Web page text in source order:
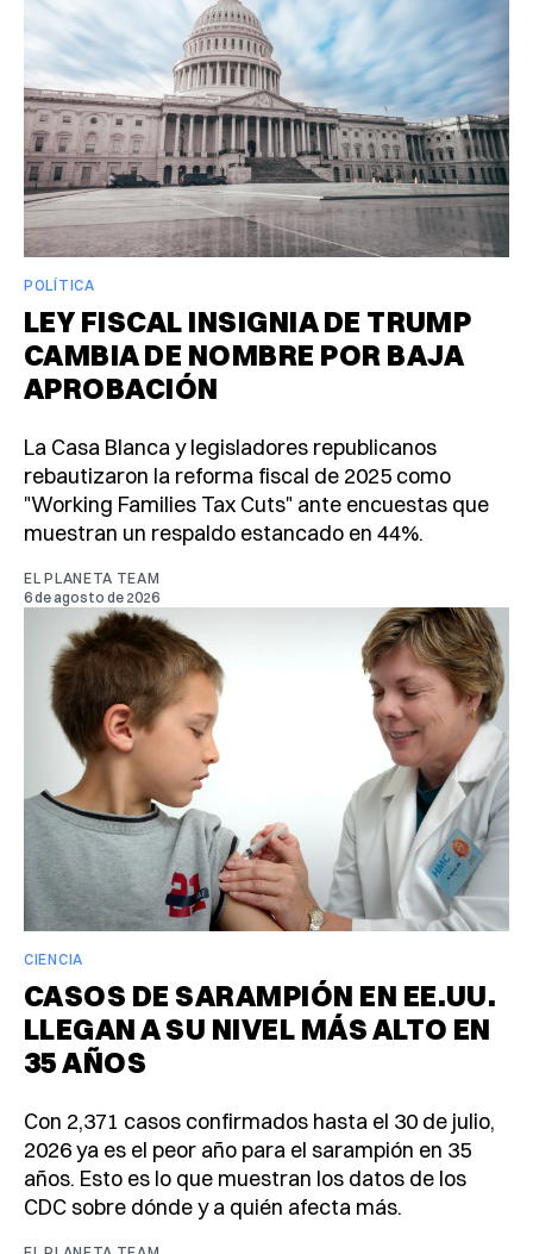
POLÍTICA
LEY FISCAL INSIGNIA DE TRUMP
CAMBIA DE NOMBRE POR BAJA
APROBACIÓN
La Casa Blanca y legisladores republicanos
rebautizaron la reforma fiscal de 2025 como
"Working Families Tax Cuts" ante encuestas que
muestran un respaldo estancado en 44%.
EL PLANETA TEAM
6 de agosto de 2026
CIENCIA
CASOS DE SARAMPIÓN EN EE.UU.
LLEGAN A SU NIVEL MÁS ALTO EN
35 AÑOS
Con 2,371 casos confirmados hasta el 30 de julio,
2026 ya es el peor año para el sarampión en 35
años. Esto es lo que muestran los datos de los
CDC sobre dónde y a quién afecta más.